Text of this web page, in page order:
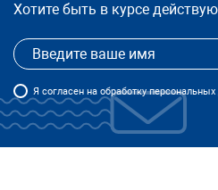
Хотите быть в курсе
Я согласен на обработку